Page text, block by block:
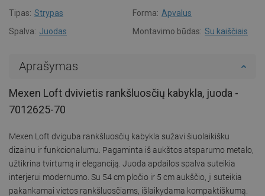
Tipas: Strypas Forma: Apvalus
Spalva: Juodas Montavimo būdas: Su kaiščiais
Aprašymas
Mexen Loft dvivietis rankšluosčių kabykla, juoda -
7012625-70
Mexen Loft dviguba rankšluosčių kabykla sužavi šiuolaikišku
dizainu ir funkcionalumu. Pagaminta iš aukštos atsparumo metalo,
užtikrina tvirtumą ir eleganciją. Juoda apdailos spalva suteikia
interjerui modernumo. Su 54 cm pločio ir 5 cm aukščio, ji suteikia
pakankamai vietos rankšluosčiams, išlaikydama kompaktiškumą.